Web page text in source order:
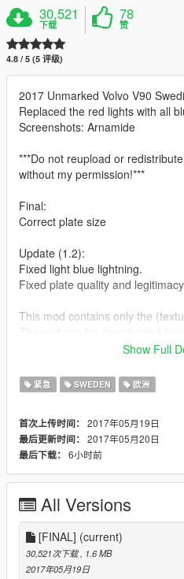
30,521
下载
78
赞
4.8 / 5 (5 评级)
2017 Unmarked Volvo V90
Replaced the red lights with all
Screenshots: Arnamide
***Do not reupload or
without my permission!***
Final:
Correct plate size
Update (1.2):
Fixed light blue lightning.
Fixed plate quality and
This mod contains only the
https://www.gta5-mods.com/
Installation path:
Enjoy.
Credits -
Model Purchased:
Model Textures: ObsidianGames
Model Interior: ObsidianGames
Model Lowering: ObsidianGames
Model Fixes: ObsidianGames
Show Full
紧急 SWEDEN 欧洲
首次上传时间： 2017年05月19日
最后更新时间： 2017年05月20日
最后下载： 6小时前
All Versions
[FINAL] (current)
30,521次下载 , 1.6 MB
2017年05月19日